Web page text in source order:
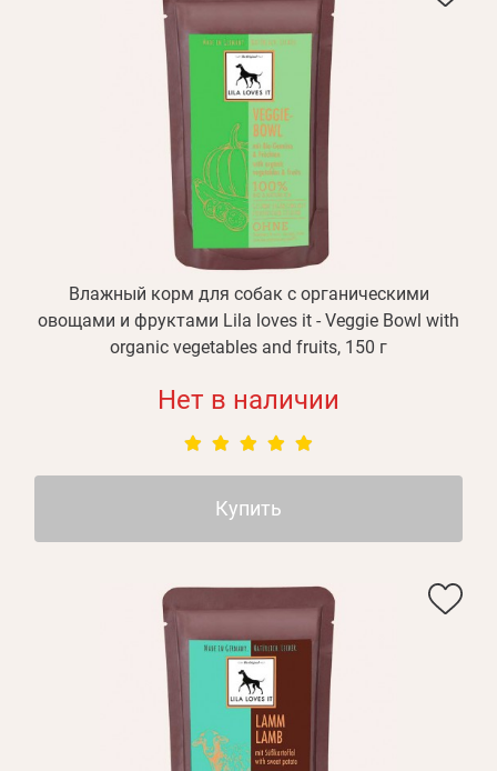
Влажный корм для собак с органическими
овощами и фруктами Lila loves it - Veggie Bowl with
organic vegetables and fruits, 150 г
Нет в наличии
Купить